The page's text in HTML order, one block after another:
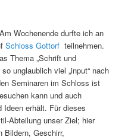
Wochenende durfte ich an
Schloss Gottorf teilnehmen.
Thema „Schrift und
unglaublich viel „input“ nach
Seminaren im Schloss ist
kann und auch
Ideen erhält. Für dieses
Abteilung unser Ziel; hier
Bildern, Geschirr,